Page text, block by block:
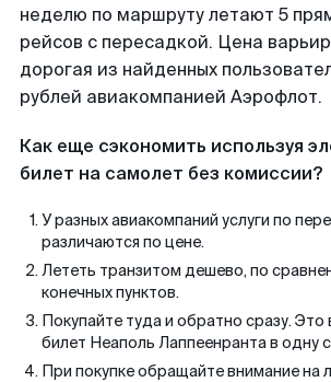
неделю по маршруту летают 5
рейсов с пересадкой. Цена
дорогая из найденных
рублей авиакомпанией Аэрофлот.
Как еще сэкономить используя
билет на самолет без комиссии?
У разных авиакомпаний услуги по
различаются по цене.
Лететь транзитом дешево, по
конечных пунктов.
Покупайте туда и обратно сразу. Это
билет Неаполь Лаппеенранта в одну
При покупке обращайте внимание на